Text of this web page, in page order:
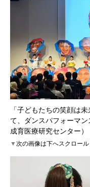
「子どもたちの笑顔は
て、ダンスパフォーマ
成育医療研究センター）
▼次の画像は下へスクロー